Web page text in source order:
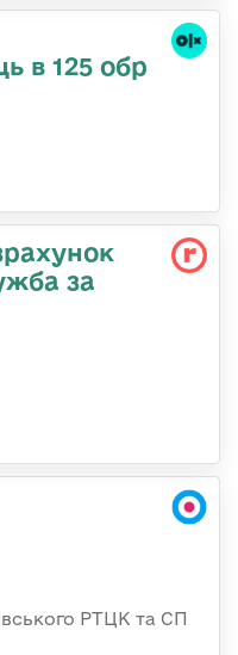
в 125 обр
за
РТЦК та СП